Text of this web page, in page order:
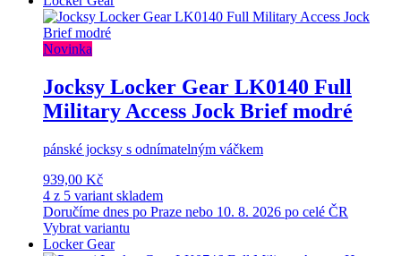
Novinka
Jocksy Locker Gear LK0140 Full
Military Access Jock Brief modré
pánské jocksy s odnímatelným váčkem
939,00 Kč
4 z 5 variant skladem
Doručíme dnes po Praze nebo 10. 8. 2026 po celé ČR
Vybrat variantu
Locker Gear